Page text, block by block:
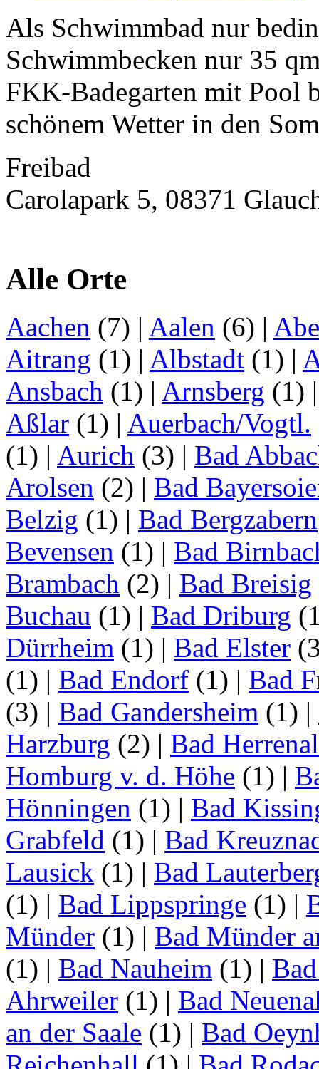
Als Schwimmbad nur
Schwimmbecken nur 35
FKK-Badegarten mit Pool
schönem Wetter in den
Freibad
Carolapark 5, 08371
Alle Orte
Aachen (7) | Aalen (6) |
Aitrang (1) | Albstadt (1) |
Ansbach (1) | Arnsberg (1)
Aßlar (1) | Auerbach/Vogtl.
(1) | Aurich (3) | Bad
Arolsen (2) | Bad
Belzig (1) | Bad Bergzabern
Bevensen (1) | Bad
Brambach (2) | Bad Breisig
Buchau (1) | Bad Driburg
Dürrheim (1) | Bad Elster
(1) | Bad Endorf (1) | Bad
(3) | Bad Gandersheim (1) |
Harzburg (2) | Bad
Homburg v. d. Höhe (1) |
Hönningen (1) | Bad
Grabfeld (1) | Bad
Lausick (1) | Bad
(1) | Bad Lippspringe (1) |
Münder (1) | Bad Münder
(1) | Bad Nauheim (1) |
Ahrweiler (1) | Bad
an der Saale (1) | Bad